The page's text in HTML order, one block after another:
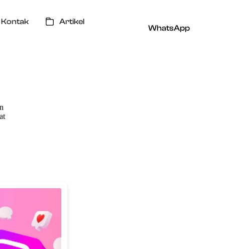
Kontak Artikel
WhatsApp